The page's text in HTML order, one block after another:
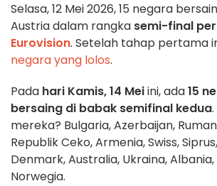
Selasa, 12 Mei 2026, 15 negara
Austria dalam rangka semi-final
Eurovision. Setelah tahap pertama
negara yang lolos.
Pada hari Kamis, 14 Meiini, ada15
bersaing di babak semifinal kedua
mereka? Bulgaria, Azerbaijan,
Republik Ceko, Armenia, Swiss,
Denmark, Australia, Ukraina,
Norwegia.